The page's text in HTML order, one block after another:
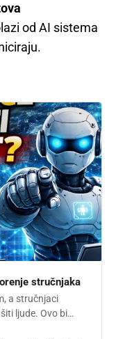
od AI sistema
stručnjaka
a stručnjaci
ljude. Ovo bi